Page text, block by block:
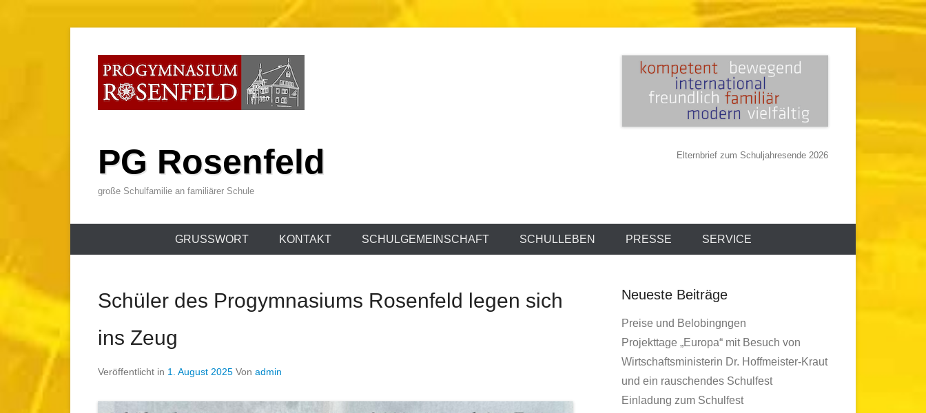
wechseln
PG Rosenfeld
große Schulfamilie an familiärer Schule
Elternbrief zum Schuljahresende 2026
GRUSSWORT KONTAKT SCHULGEMEINSCHAFT SCHULLEBEN PRESSE SERVICE
Schüler des Progymnasiums Rosenfeld legen sich
ins Zeug
Veröffentlicht in 1. August 2025 Von admin
Neueste Beiträge
Preise und Belobingngen
Projekttage „Europa“ mit Besuch von
Wirtschaftsministerin Dr. Hoffmeister-Kraut
und ein rauschendes Schulfest
Einladung zum Schulfest